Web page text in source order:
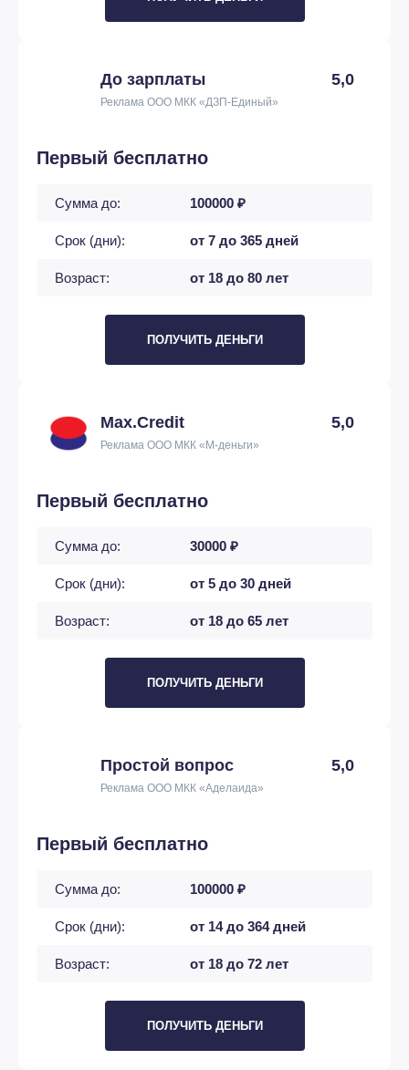
До зарплаты 5,0
Реклама ООО МКК «ДЗП-Единый»
Первый бесплатно
Сумма до: 100000 ₽
Срок (дни): от 7 до 365 дней
Возраст: от 18 до 80 лет
ПОЛУЧИТЬ ДЕНЬГИ
Max.Credit 5,0
Реклама ООО МКК «М-деньги»
Первый бесплатно
Сумма до: 30000 ₽
Срок (дни): от 5 до 30 дней
Возраст: от 18 до 65 лет
ПОЛУЧИТЬ ДЕНЬГИ
Простой вопрос 5,0
Реклама ООО МКК «Аделаида»
Первый бесплатно
Сумма до: 100000 ₽
Срок (дни): от 14 до 364 дней
Возраст: от 18 до 72 лет
ПОЛУЧИТЬ ДЕНЬГИ